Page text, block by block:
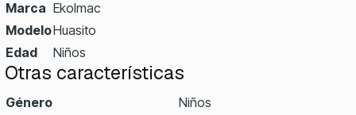
Marca Ekolmac
ModeloHuasito
Edad
Niños
Otras características
Género
Niños